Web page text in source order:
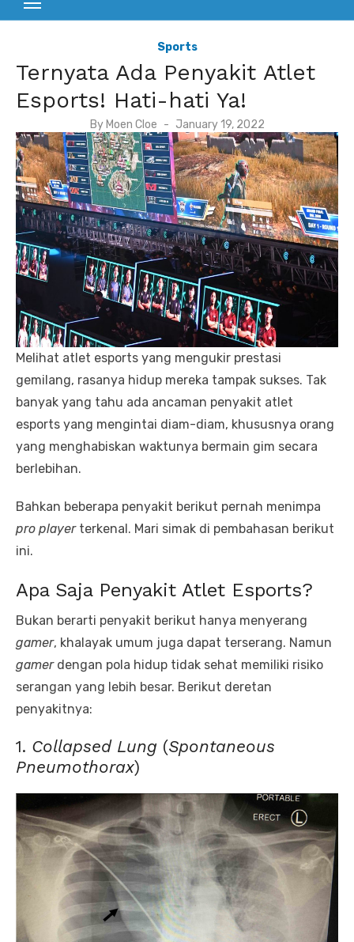
Sports
Ternyata Ada Penyakit Atlet
Esports! Hati-hati Ya!
By Moen Cloe
P
o
s
t
e
d
o
n
January 19, 2022
Melihat atlet esports yang mengukir prestasi
gemilang, rasanya hidup mereka tampak sukses. Tak
banyak yang tahu ada ancaman penyakit atlet
esports yang mengintai diam-diam, khususnya orang
yang menghabiskan waktunya bermain gim secara
berlebihan.
Bahkan beberapa penyakit berikut pernah menimpa
pro playerterkenal. Mari simak di pembahasan berikut
ini.
Apa Saja Penyakit Atlet Esports?
Bukan berarti penyakit berikut hanya menyerang
gamer, khalayak umum juga dapat terserang. Namun
gamerdengan pola hidup tidak sehat memiliki risiko
serangan yang lebih besar. Berikut deretan
penyakitnya:
1. Collapsed Lung (Spontaneous
Pneumothorax)